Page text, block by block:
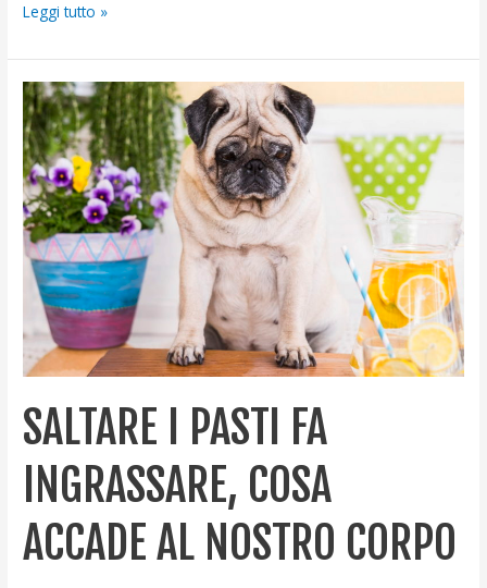
Leggi tutto »
SALTARE I PASTI FA
INGRASSARE, COSA
ACCADE AL NOSTRO CORPO
Saltare
pasti
fa
ingrassare,
cosa
accade
al
nostro
corpo